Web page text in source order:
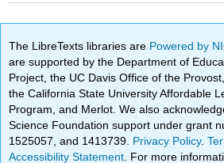
The LibreTexts libraries are Powered by
are supported by the Department of
Project, the UC Davis Office of the
the California State University Affordable
Program, and Merlot. We also
Science Foundation support under grant
1525057, and 1413739. Privacy Policy.
Accessibility Statement . For more